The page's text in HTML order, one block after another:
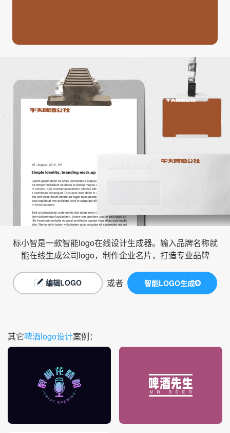
标小智是一款智能logo在线设计生成器。输入品牌名称就
能在线生成公司logo，制作企业名片，打造专业品牌
编辑LOGO 或者 智能LOGO生成
其它啤酒logo设计案例：